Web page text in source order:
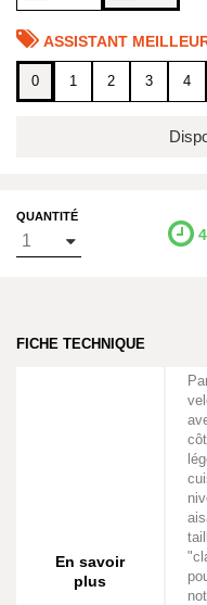
ASSISTANT
0 1 2 3 4
QUANTITÉ
FICHE TECHNIQUE
En savoir
plus